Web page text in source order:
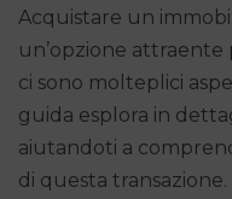
Acquistare un
un’opzione
ci sono molteplici
guida esplora in
aiutandoti a
di questa